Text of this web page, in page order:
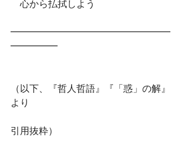
心から払拭しよう
━━━━━━━━━━━━━━━━━
━━━━━
（以下、『哲人哲語』『「惑」の解』
より
引用抜粋）